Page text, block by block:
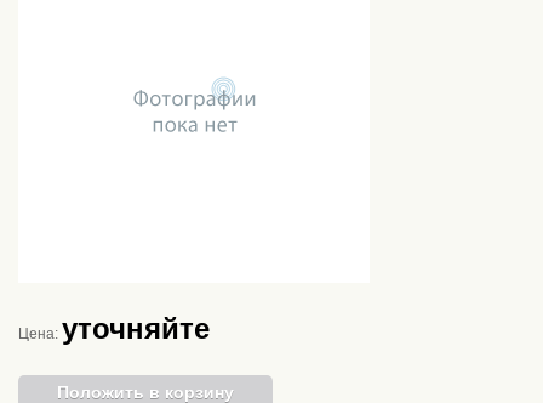
Цена: уточняйте
Положить в корзину